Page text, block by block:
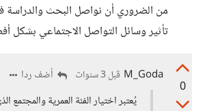
من الضروري أن نواصل البحث والدراسة
تأثير وسائل التواصل الاجتماعي بشكل
0
M_Goda قبل 3 سنوات
أضف ردا
يُعتبر اختيار الفئة العمرية والمجتمع